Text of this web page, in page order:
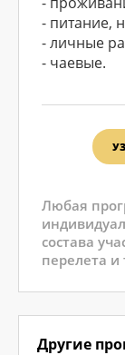
Другие
- питание,
- личные
- чаевые.
Любая
состава
перелета и